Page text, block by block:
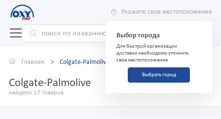
Укажите свое местоположение
Выбор города
Для быстрой организации
доставки необходимо уточнить
свое местоположение
Выбрать город
Главная Colgate-Palmolive
Colgate-Palmolive
найдено 17 товаров